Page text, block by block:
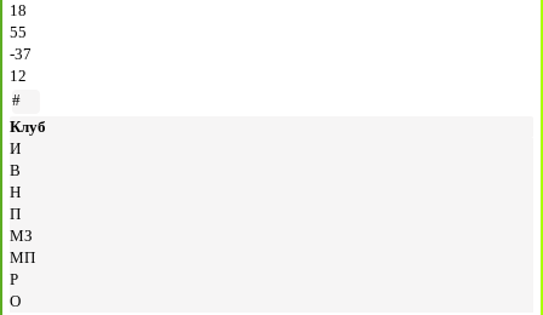
18
55
-37
12
#
Клуб
И
В
Н
П
МЗ
МП
Р
О